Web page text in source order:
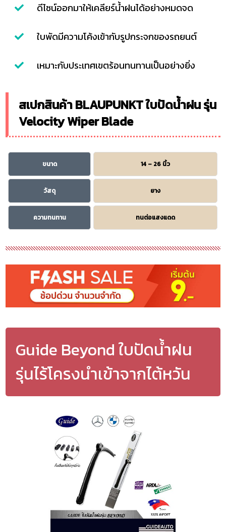
ดีไซน์ออกมาให้เคลียร์น้ำฝนได้อย่างหมดจด
ใบพัดมีความโค้งเข้ากับรูปกระจกของรถยนต์
เหมาะกับประเทศเขตร้อนทนทานเป็นอย่างยิ่ง
สเปกสินค้า BLAUPUNKT ใบปัดน้ำฝน รุ่น
Velocity Wiper Blade
ขนาด 14 – 26 นิ้ว
วัสดุ ยาง
ความทนทาน ทนต่อแสงแดด
Guide Beyond ใบปัดน้ำฝน
รุ่นไร้โครงนำเข้าจากไต้หวัน